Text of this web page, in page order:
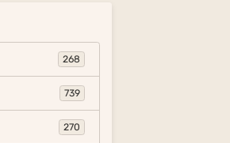
268
739
270